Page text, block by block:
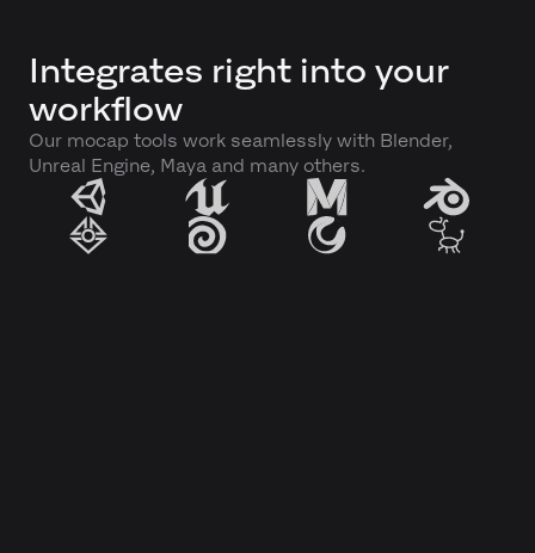
Integrates right into your
workflow
Our mocap tools work seamlessly with Blender,
Unreal Engine, Maya and many others.